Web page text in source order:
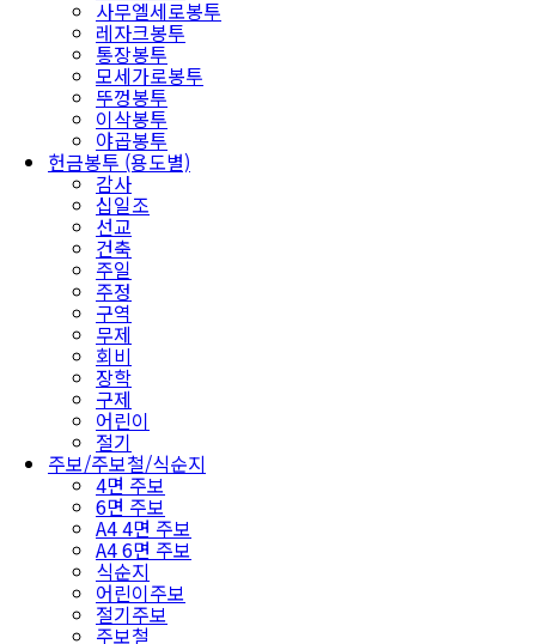
사무엘세로봉투
레자크봉투
통장봉투
모세가로봉투
뚜껑봉투
이삭봉투
야곱봉투
헌금봉투 (용도별)
감사
십일조
선교
건축
주일
주정
구역
무제
회비
장학
구제
어린이
절기
주보/주보철/식순지
4면 주보
6면 주보
A4 4면 주보
A4 6면 주보
식순지
어린이주보
절기주보
주보철